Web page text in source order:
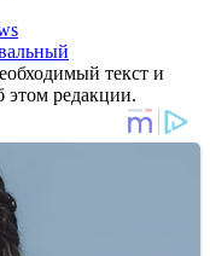
текст и
этом редакции.